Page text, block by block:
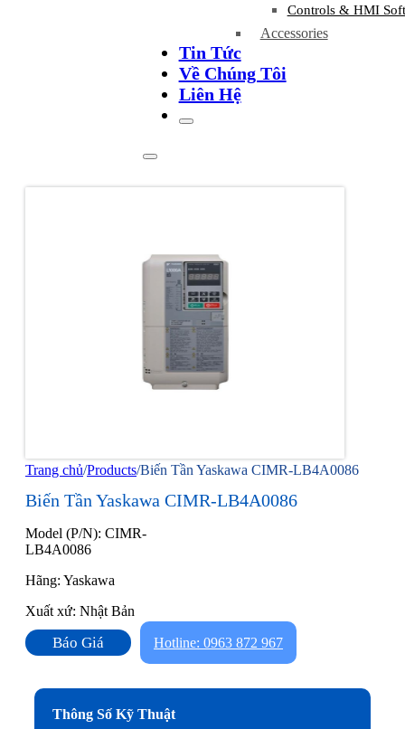
Controls & HMI
Accessories
Tin Tức
Về Chúng Tôi
Liên Hệ
Trang chủ/Products/Biến Tần Yaskawa CIMR-LB4A0086
Biến Tần Yaskawa CIMR-LB4A0086
Model (P/N): CIMR-
LB4A0086
Hãng: Yaskawa
Xuất xứ: Nhật Bản
Báo Giá Hotline: 0963 872 967
Thông Số Kỹ Thuật